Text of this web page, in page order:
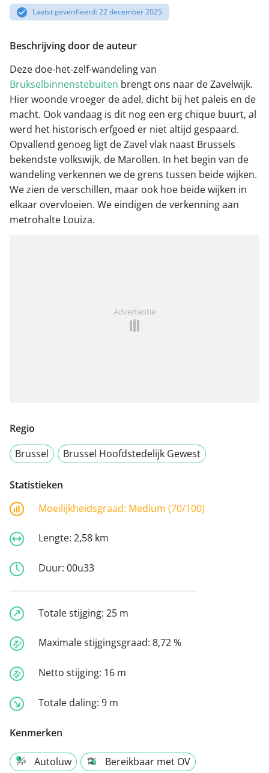
Laatst geverifieerd: 22 december 2025
Beschrijving door de auteur
Deze doe-het-zelf-wandeling van
Brukselbinnenstebuiten brengt ons naar de Zavelwijk.
Hier woonde vroeger de adel, dicht bij het paleis en de
macht. Ook vandaag is dit nog een erg chique buurt, al
werd het historisch erfgoed er niet altijd gespaard.
Opvallend genoeg ligt de Zavel vlak naast Brussels
bekendste volkswijk, de Marollen. In het begin van de
wandeling verkennen we de grens tussen beide wijken.
We zien de verschillen, maar ook hoe beide wijken in
elkaar overvloeien. We eindigen de verkenning aan
metrohalte Louiza.
Advertentie
Regio
Brussel
Brussel Hoofdstedelijk Gewest
Statistieken
Moeilijkheidsgraad: Medium (70/100)
Lengte: 2,58 km
Duur: 00u33
Totale stijging: 25 m
Maximale stijgingsgraad: 8,72 %
Netto stijging: 16 m
Totale daling: 9 m
Kenmerken
Autoluw Bereikbaar met OV